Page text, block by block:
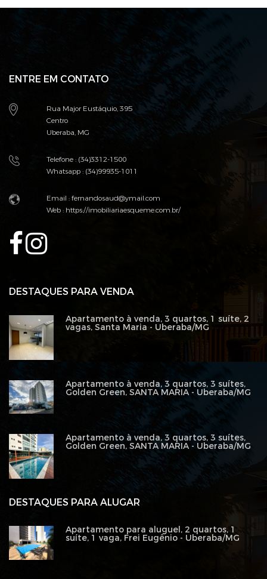
ENTRE EM CONTATO
Rua Major Eustáquio, 395
Centro
Uberaba, MG
Telefone : (34)3312-1500
Whatsapp : (34)99935-1011
Email :fernandosaud@ymail.com
Web :https://imobiliariaesqueme.com.br/
DESTAQUES PARA ALUGAR
Apartamento para aluguel, 2 quartos, 1
suíte, 1 vaga, Frei Eugênio - Uberaba/MG
DESTAQUES PARA VENDA
Apartamento à venda, 3 quartos, 1 suíte, 2
vagas, Santa Maria - Uberaba/MG
Apartamento à venda, 3 quartos, 3 suítes,
Golden Green, SANTA MARIA - Uberaba/MG
Apartamento à venda, 3 quartos, 3 suítes,
Golden Green, SANTA MARIA - Uberaba/MG